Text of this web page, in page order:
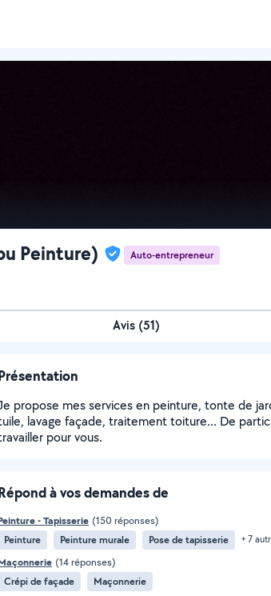
Peinture) Auto-entrepreneur
Avis (51)
propose mes services en peinture, tonte de
lavage façade, traitement toiture... De
pour vous.
à vos demandes de
- Tapisserie (150 réponses)
Peinture
Peinture murale Pose de tapisserie + 7
(14 réponses)
Crépi de façade
Maçonnerie